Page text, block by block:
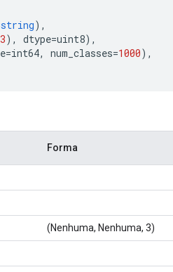
string),
3), dtype=uint8),
=int64, num_classes=1000),
Forma
(Nenhuma, Nenhuma, 3)